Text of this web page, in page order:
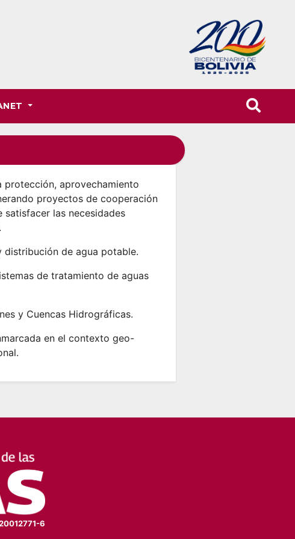
protección, aprovechamiento
proyectos de cooperación
las necesidades
distribución de agua potable.
de tratamiento de aguas
y Cuencas Hidrográficas.
en el contexto geo-
6